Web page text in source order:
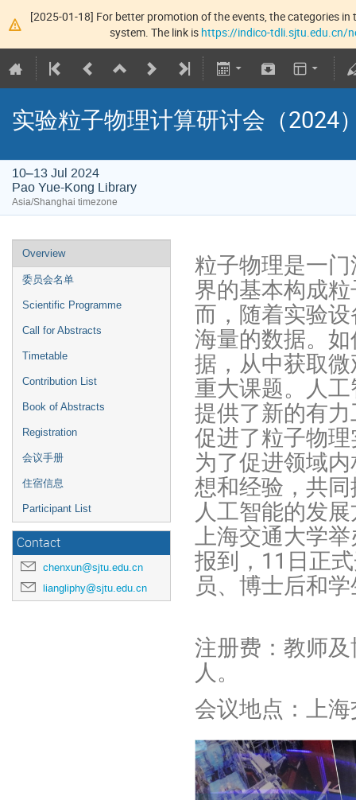
[2025-01-18] For better promotion of the events, the categories
system. The link is https://indico-tdli.sjtu.edu.cn/
实验粒子物理计算研讨会（2024
10–13 Jul 2024
Pao Yue-Kong Library
Asia/Shanghai timezone
Overview
委员会名单
Scientific Programme
Call for Abstracts
Timetable
Contribution List
Book of Abstracts
Registration
会议手册
住宿信息
Participant List
Contact
chenxun@sjtu.edu.cn
liangliphy@sjtu.edu.cn
粒子物理是一
界的基本构成
而，随着实验
海量的数据。
据，从中获取
重大课题。人
提供了新的有
促进了粒子物
为了促进领域
想和经验，共
人工智能的发
上海交通大学
报到，11日正
员、博士后和
注册费：教师
人。
会议地点：上